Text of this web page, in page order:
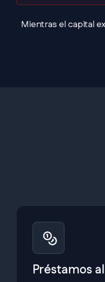
Mientras el capital
Préstamos